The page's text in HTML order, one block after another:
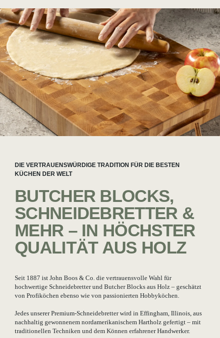
DIE VERTRAUENSWÜRDIGE TRADITION FÜR DIE BESTEN
KÜCHEN DER WELT
BUTCHER BLOCKS,
SCHNEIDEBRETTER &
MEHR – IN HÖCHSTER
QUALITÄT AUS HOLZ
Seit 1887 ist John Boos & Co. die vertrauensvolle Wahl für
hochwertige Schneidebretter und Butcher Blocks aus Holz – geschätzt
von Profiköchen ebenso wie von passionierten Hobbyköchen.
Jedes unserer Premium-Schneidebretter wird in Effingham, Illinois, aus
nachhaltig gewonnenem nordamerikanischem Hartholz gefertigt – mit
traditionellen Techniken und dem Können erfahrener Handwerker.